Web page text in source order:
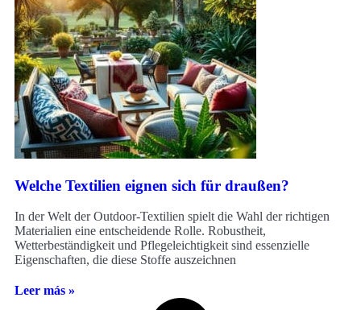
Welche Textilien eignen sich für draußen?
In der Welt der Outdoor-Textilien spielt die Wahl der richtigen
Materialien eine entscheidende Rolle. Robustheit,
Wetterbeständigkeit und Pflegeleichtigkeit sind essenzielle
Eigenschaften, die diese Stoffe auszeichnen
Leer más »